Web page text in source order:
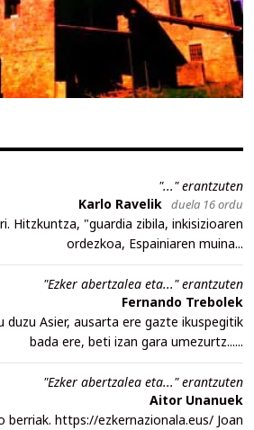
"..." erantzuten
Karlo Ravelik duela 16 ordu
Hitzkuntza, "guardia zibila, inkisizioaren
ordezkoa, Espainiaren muina...
"Ezker abertzalea eta..." erantzuten
Fernando Trebolek
Asier, ausarta ere gazte ikuspegitik
bada ere, beti izan gara umezurtz......
"Ezker abertzalea eta..." erantzuten
Aitor Unanuek
berriak. https://ezkernazionala.eus/ Joan